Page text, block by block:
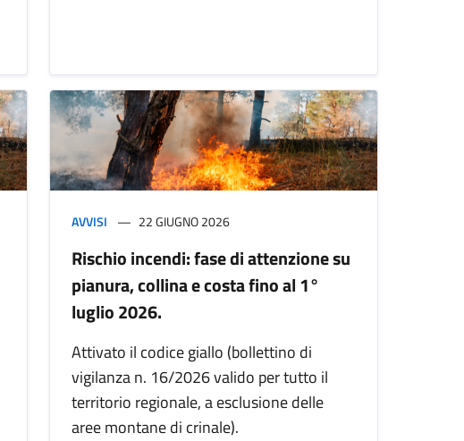
AVVISI 22 GIUGNO 2026
Rischio incendi: fase di attenzione su
pianura, collina e costa fino al 1°
luglio 2026.
Attivato il codice giallo (bollettino di
vigilanza n. 16/2026 valido per tutto il
territorio regionale, a esclusione delle
aree montane di crinale).